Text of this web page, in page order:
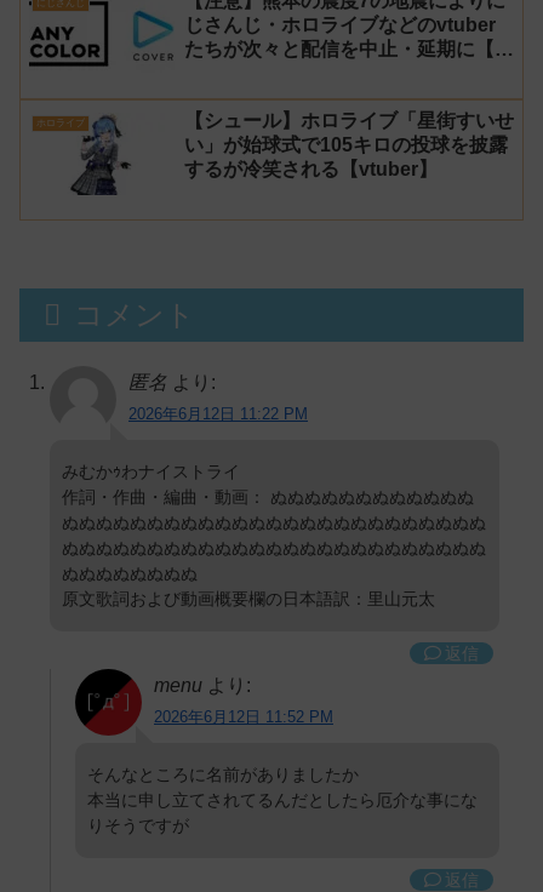
にじさんじ
じさんじ・ホロライブなどのvtuber
たちが次々と配信を中止・延期に【不
ホロライブ
【シュール】ホロライブ「星街すいせ
い」が始球式で105キロの投球を披露
するが冷笑される【vtuber】
コメント
匿名 より:
2026年6月12日 11:22 PM
みむかｩわナイストライ
作詞・作曲・編曲・動画： ぬぬぬぬぬぬぬぬぬぬぬぬ
ぬぬぬぬぬぬぬぬぬぬぬぬぬぬぬぬぬぬぬぬぬぬぬぬぬ
ぬぬぬぬぬぬぬぬぬぬぬぬぬぬぬぬぬぬぬぬぬぬぬぬぬ
ぬぬぬぬぬぬぬぬ
原文歌詞および動画概要欄の日本語訳：里山元太
返信
menu より:
2026年6月12日 11:52 PM
そんなところに名前がありましたか
本当に申し立てされてるんだとしたら厄介な事にな
りそうですが
返信